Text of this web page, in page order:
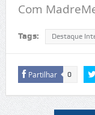
Com
Tags: Destaque
Partilhar 0